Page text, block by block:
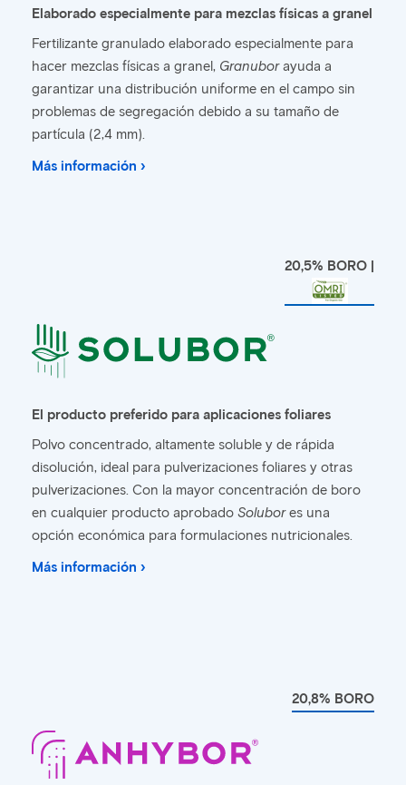
Elaborado especialmente para mezclas físicas a granel
Fertilizante granulado elaborado especialmente para
hacer mezclas físicas a granel, Granuborayuda a
garantizar una distribución uniforme en el campo sin
problemas de segregación debido a su tamaño de
partícula (2,4 mm).
Más información ›
20,5% BORO |
El producto preferido para aplicaciones foliares
Polvo concentrado, altamente soluble y de rápida
disolución, ideal para pulverizaciones foliares y otras
pulverizaciones. Con la mayor concentración de boro
en cualquier producto aprobado Solubores una
opción económica para formulaciones nutricionales.
Más información ›
20,8% BORO